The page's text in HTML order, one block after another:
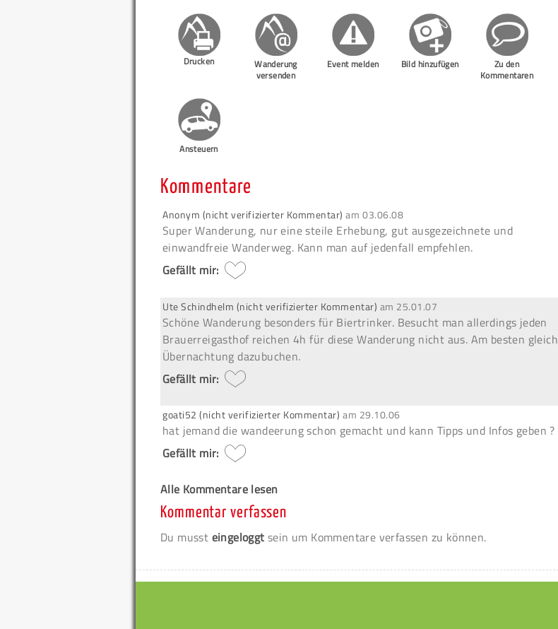
Drucken
Wanderung
versenden
Event melden Bild hinzufügen
Zu den
Kommentaren
Ansteuern
Kommentare
Anonym (nicht verifizierter Kommentar) am03.06.08
Super Wanderung, nur eine steile Erhebung, gut ausgezeichnete und
einwandfreie Wanderweg. Kann man auf jedenfall empfehlen.
Gefällt mir:
Ute Schindhelm (nicht verifizierter Kommentar) am 25.01.07
Schöne Wanderung besonders für Biertrinker. Besucht man allerdings jeden
Brauerreigasthof reichen 4h für diese Wanderung nicht aus. Am besten gleich
Übernachtung dazubuchen.
Gefällt mir:
goati52 (nicht verifizierter Kommentar) am 29.10.06
hat jemand die wandeerung schon gemacht und kann Tipps und Infos geben ?
Gefällt mir:
Alle Kommentare lesen
Kommentar verfassen
Du musst eingeloggt sein um Kommentare verfassen zu können.